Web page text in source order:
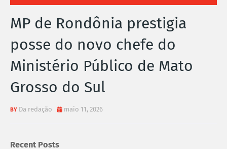
A
S
N
O
I
MP de Rondônia prestigia
posse do novo chefe do
Ministério Público de Mato
Grosso do Sul
Da redação maio 11, 2026
Recent Posts